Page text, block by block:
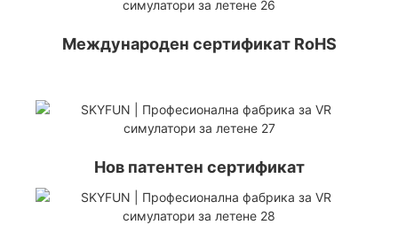
Международен сертификат RoHS
Нов патентен сертификат